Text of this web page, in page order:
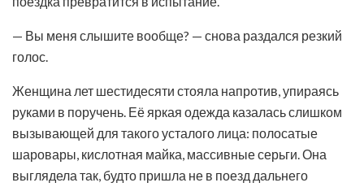
— Вы меня слышите вообще? — снова раздался резкий
голос.
Женщина лет шестидесяти стояла напротив, упираясь
руками в поручень. Её яркая одежда казалась слишком
вызывающей для такого усталого лица: полосатые
шаровары, кислотная майка, массивные серьги. Она
выглядела так, будто пришла не в поезд дальнего